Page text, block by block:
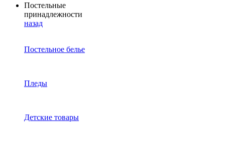
Постельные
принадлежности
назад
Постельное белье
Пледы
Детские товары